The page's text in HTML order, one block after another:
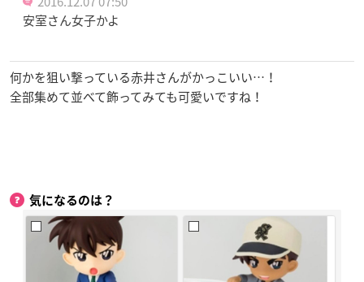
安室さん女子かよ
何かを狙い撃っている赤井さんがかっこいい…！
全部集めて並べて飾ってみても可愛いですね！
気になるのは？